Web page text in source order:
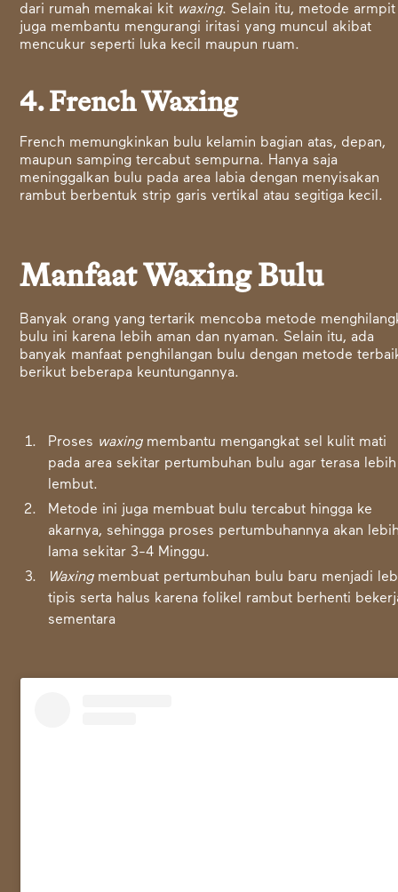
dari rumah memakai kit waxing. Selain itu, metode armpit
juga membantu mengurangi iritasi yang muncul akibat
mencukur seperti luka kecil maupun ruam.
4. French Waxing
French memungkinkan bulu kelamin bagian atas, depan,
maupun samping tercabut sempurna. Hanya saja
meninggalkan bulu pada area labia dengan menyisakan
rambut berbentuk strip garis vertikal atau segitiga kecil.
Manfaat Waxing Bulu
Banyak orang yang tertarik mencoba metode
bulu ini karena lebih aman dan nyaman. Selain itu, ada
banyak manfaat penghilangan bulu dengan metode
berikut beberapa keuntungannya.
Proses waxingmembantu mengangkat sel kulit mati
pada area sekitar pertumbuhan bulu agar terasa lebih
lembut.
Metode ini juga membuat bulu tercabut hingga ke
akarnya, sehingga proses pertumbuhannya akan
lama sekitar 3-4 Minggu.
Waxingmembuat pertumbuhan bulu baru menjadi
tipis serta halus karena folikel rambut berhenti
sementara